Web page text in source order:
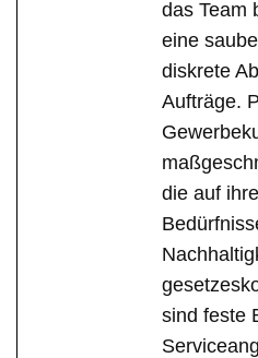
das Team
eine
diskrete
Aufträge.
die auf
sind feste